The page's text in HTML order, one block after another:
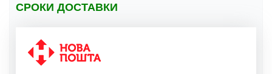
СРОКИ ДОСТАВКИ